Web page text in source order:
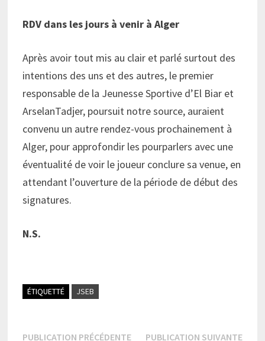
RDV dans les jours à venir à Alger
Après avoir tout mis au clair et parlé surtout des
intentions des uns et des autres, le premier
responsable de la Jeunesse Sportive d’El Biar et
ArselanTadjer, poursuit notre source, auraient
convenu un autre rendez-vous prochainement à
Alger, pour approfondir les pourparlers avec une
éventualité de voir le joueur conclure sa venue, en
attendant l’ouverture de la période de début des
signatures.
N.S.
ÉTIQUETTÉ JSEB
PUBLICATION PRÉCÉDENTEPublication
PUBLICATION SUIVANTE